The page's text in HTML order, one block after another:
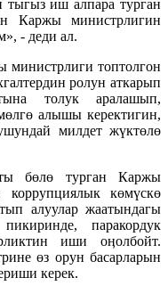
тыгыз иш алпара турган
Каржы министрлигин
- деди ал.
топтолгон
ролун аткарып
толук аралашып,
алышы керектигин,
милдет жүктөлө
бөлө турган Каржы
коррупциялык көмүскө
алуулар жаатындагы
паракордук
иши оӊолбойт.
өз орун басарларын
керек.